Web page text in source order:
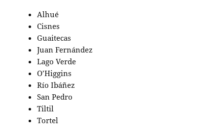
Alhué
Cisnes
Guaitecas
Juan Fernández
Lago Verde
O’Higgins
Río Ibáñez
San Pedro
Tiltil
Tortel